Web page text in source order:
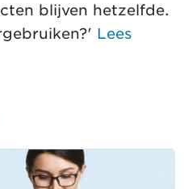
blijven hetzelfde.
Lees